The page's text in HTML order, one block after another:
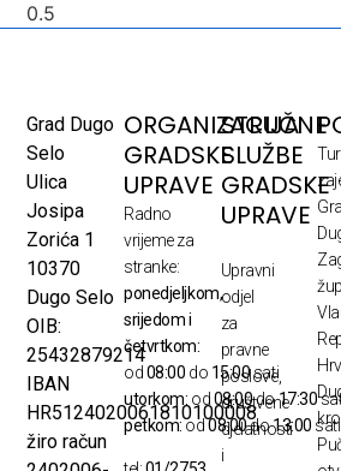
Grad Dugo
Selo
Ulica
Josipa
Zorića 1
10370
Dugo Selo
OIB:
25432879214
IBAN
HR5124020061810100008
žiro račun
ORGANIZACIJA
GRADSKE
UPRAVE
Radno
vrijeme za
stranke:
ponedjeljkom,
srijedom i
četvrtkom:
od08:00 do 15:00sati
utorkom: od08:00do17:30
petkom:od08:00do13:00 sati
STRUČNE
SLUŽBE
GRADSKE
UPRAVE
Upravni
odjel
za
pravne
poslove,
društvene
djelatnosti
i